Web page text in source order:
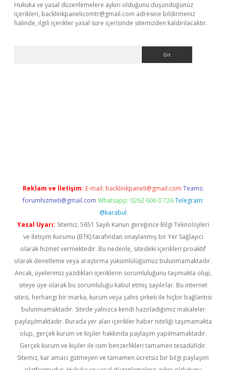
Hukuka ve yasal düzenlemelere aykırı olduğunu düşündüğünüz
içerikleri, backlinkpanelicomtr@gmail.com adresine bildirmeniz
halinde, ilgili içerikler yasal süre içerisinde sitemizden kaldırılacaktır.
Reklam ve İletişim: E-mail: backlinkpaneli@gmail.com Teams:
forumhizmeti@gmail.com Whatsapp: 0262 606 0 726 Telegram:
@karabul
Yasal Uyarı: Sitemiz, 5651 Sayılı Kanun gereğince Bilgi Teknolojileri
ve İletişim Kurumu (BTK) tarafından onaylanmış bir Yer Sağlayıcı
olarak hizmet vermektedir. Bu nedenle, sitedeki içerikleri proaktif
olarak denetleme veya araştırma yükümlülüğümüz bulunmamaktadır.
Ancak, üyelerimiz yazdıkları içeriklerin sorumluluğunu taşımakta olup,
siteye üye olarak bu sorumluluğu kabul etmiş sayılırlar. Bu internet
sitesi, herhangi bir marka, kurum veya şahıs şirketi ile hiçbir bağlantısı
bulunmamaktadır. Sitede yalnızca kendi hazırladığımız makaleler
paylaşılmaktadır. Burada yer alan içerikler haber niteliği taşımamakta
olup, gerçek kurum ve kişiler hakkında paylaşım yapılmamaktadır.
Gerçek kurum ve kişiler ile isim benzerlikleri tamamen tesadüfidir.
Sitemiz, kar amacı gütmeyen ve tamamen ücretsiz bir bilgi paylaşım